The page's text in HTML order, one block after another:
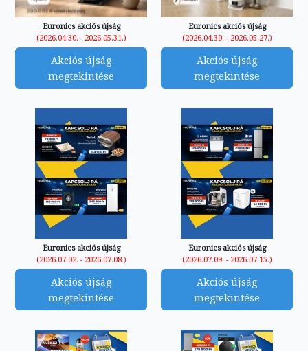
Euronics akciós újság
(2026.04.30. - 2026.05.31.)
Akciós újság
megtekintése
Euronics akciós újság
(2026.04.30. - 2026.05.27.)
Akciós újság
megtekintése
Euronics akciós újság
(2026.07.02. - 2026.07.08.)
Akciós újság
megtekintése
Euronics akciós újság
(2026.07.09. - 2026.07.15.)
Akciós újság
megtekintése